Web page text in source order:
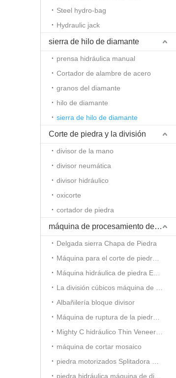
Steel hydro-bag
Hydraulic jack
sierra de hilo de diamante
prensa hidráulica manual
Cortador de alambre de acero
granos del diamante
hilo de diamante
sierra de hilo de diamante
Corte de piedra y la división
divisor de la mano
divisor neumática
divisor hidráulico
oxicorte
cortador de piedra
máquina de procesamiento de piedra
Delgada sierra Chapa de Piedra
Albañilería bloque divisor
máquina de cortar mosaico